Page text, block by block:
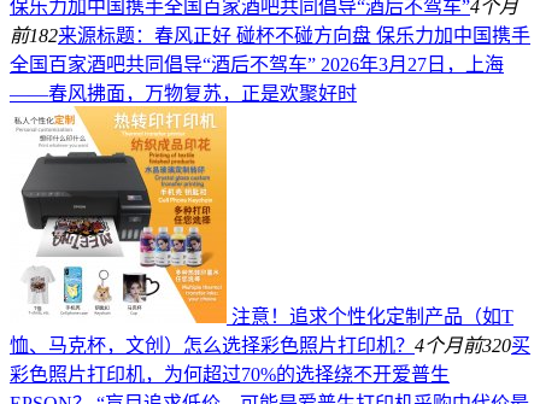
保乐力加中国携手全国百家酒吧共同倡导“酒后不驾车”4个月
前182来源标题：春风正好 碰杯不碰方向盘 保乐力加中国携手
全国百家酒吧共同倡导“酒后不驾车” 2026年3月27日，上海
——春风拂面，万物复苏，正是欢聚好时
注意！追求个性化定制产品（如T
恤、马克杯，文创）怎么选择彩色照片打印机？ 4个月前320买
彩色照片打印机，为何超过70%的选择绕不开爱普生